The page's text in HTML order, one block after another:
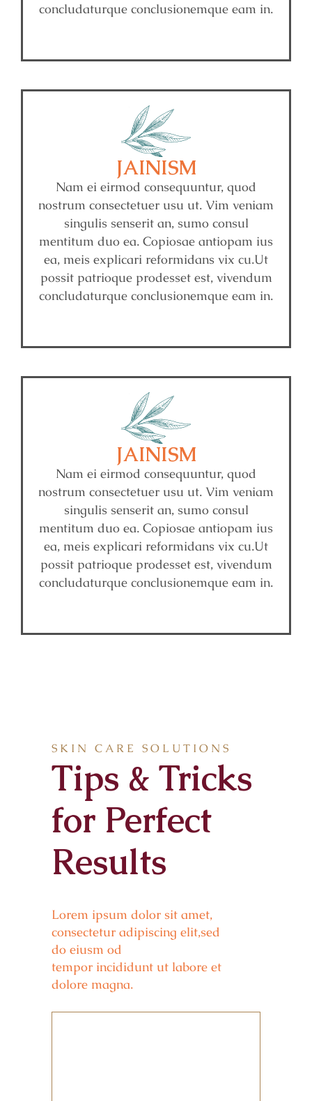
concludaturque conclusionemque eam in.
JAINISM
Nam ei eirmod consequuntur, quod
nostrum consectetuer usu ut. Vim veniam
singulis senserit an, sumo consul
mentitum duo ea. Copiosae antiopam ius
ea, meis explicari reformidans vix cu.Ut
possit patrioque prodesset est, vivendum
concludaturque conclusionemque eam in.
JAINISM
Nam ei eirmod consequuntur, quod
nostrum consectetuer usu ut. Vim veniam
singulis senserit an, sumo consul
mentitum duo ea. Copiosae antiopam ius
ea, meis explicari reformidans vix cu.Ut
possit patrioque prodesset est, vivendum
concludaturque conclusionemque eam in.
SKIN CARE SOLUTIONS
Tips & Tricks
for Perfect
Results
Lorem ipsum dolor sit amet,
consectetur adipiscing elit,sed
do eiusm od
tempor incididunt ut labore et
dolore magna.